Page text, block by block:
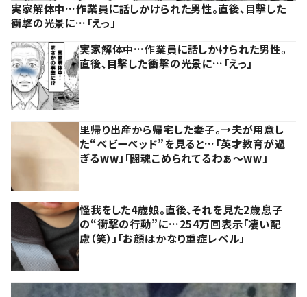
実家解体中…作業員に話しかけられた男性。直後、目撃した
衝撃の光景に…「えっ」
実家解体中…作業員に話しかけられた男性。
直後、目撃した衝撃の光景に…「えっ」
里帰り出産から帰宅した妻子。→夫が用意し
た“ベビーベッド”を見ると…「英才教育が過
ぎるww」「闘魂こめられてるわぁ～ww」
怪我をした4歳娘。直後、それを見た2歳息子
の“衝撃の行動”に…254万回表示「凄い配
慮（笑）」「お顔はかなり重症レベル」